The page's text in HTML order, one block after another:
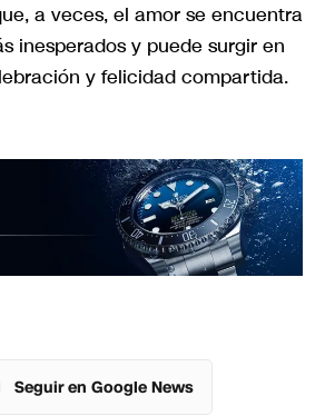
a veces, el amor se encuentra
inesperados y puede surgir en
y felicidad compartida.
Seguir en Google News